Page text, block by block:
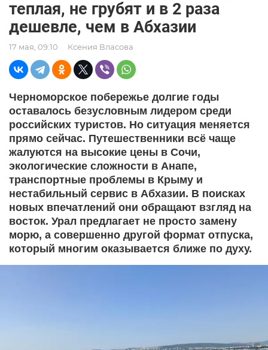
теплая, не грубят и в 2 раза
дешевле, чем в Абхазии
17 мая, 09:10 Ксения Власова
Черноморское побережье долгие годы
оставалось безусловным лидером среди
российских туристов. Но ситуация меняется
прямо сейчас. Путешественники всё чаще
жалуются на высокие цены в Сочи,
экологические сложности в Анапе,
транспортные проблемы в Крыму и
нестабильный сервис в Абхазии. В поисках
новых впечатлений они обращают взгляд на
восток. Урал предлагает не просто замену
морю, а совершенно другой формат отпуска,
который многим оказывается ближе по духу.